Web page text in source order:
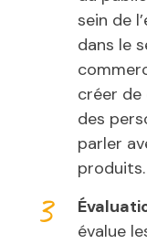
sein de
dans le
créer de
des
parler
produits.
évalue